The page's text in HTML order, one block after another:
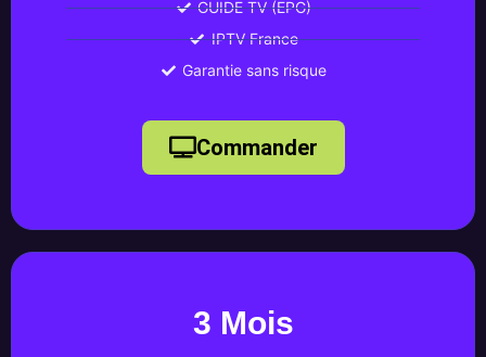
GUIDE TV (EPG)
IPTV France
Garantie sans risque
Commander
3 Mois